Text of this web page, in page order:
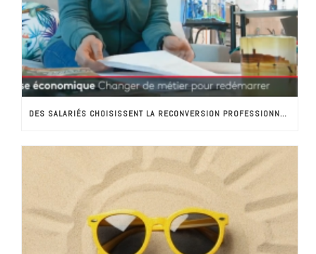
DES SALARIÉS CHOISISSENT LA RECONVERSION PROFESSIONNELLE VERS LES MÉTIERS D’AIDE A DOMICILE